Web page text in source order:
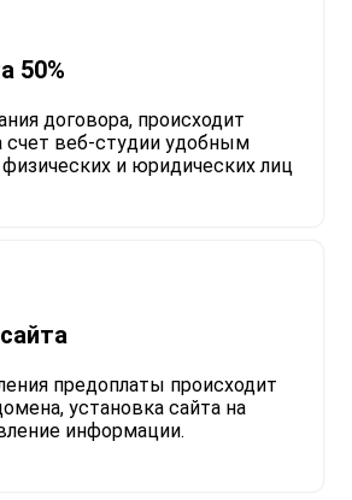
50%
договора, происходит
счет веб-студии удобным
и юридических лиц
предоплаты происходит
установка сайта на
информации.​